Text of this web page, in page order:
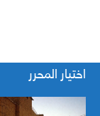
اختيار المحرر